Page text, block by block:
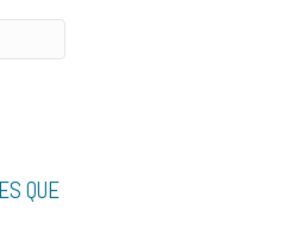
QUE